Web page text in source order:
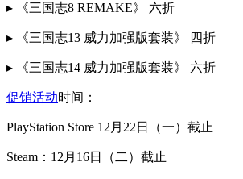
▸ 《三国志8 REMAKE》 六折
▸ 《三国志13 威力加强版套装》 四折
▸ 《三国志14 威力加强版套装》 六折
促销活动时间：
PlayStation Store 12月22日（一）截止
Steam：12月16日（二）截止